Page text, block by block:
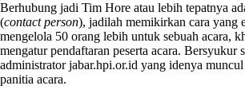
Berhubung jadi Tim Hore atau lebih tepatnya
(contact person), jadilah memikirkan cara yang
mengelola 50 orang lebih untuk sebuah acara,
mengatur pendaftaran peserta acara. Bersyukur
administrator jabar.hpi.or.id yang idenya
panitia acara.